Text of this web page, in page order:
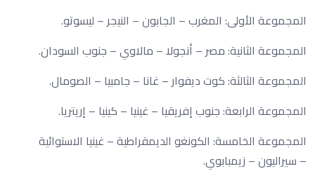
المجموعة الأولى: المغرب – الجابون – النيجر – ليسوتو.
المجموعة الثانية: مصر – أنجولا – مالاوي – جنوب السودان.
المجموعة الثالثة: كوت ديفوار – غانا – جامبيا – الصومال.
المجموعة الرابعة: جنوب إفريقيا – غينيا – كينيا – إريتريا.
المجموعة الخامسة: الكونغو الديمقراطية – غينيا الاستوائية
– سيراليون – زيمبابوي.